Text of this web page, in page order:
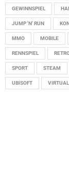
GEWINNSPIEL
JUMP 'N' RUN
MMO MOBILE
RENNSPIEL
SPORT STEAM
UBISOFT